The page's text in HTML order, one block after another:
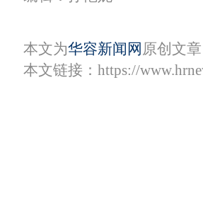
本文为华容新闻网 原创文
本文链接： https://